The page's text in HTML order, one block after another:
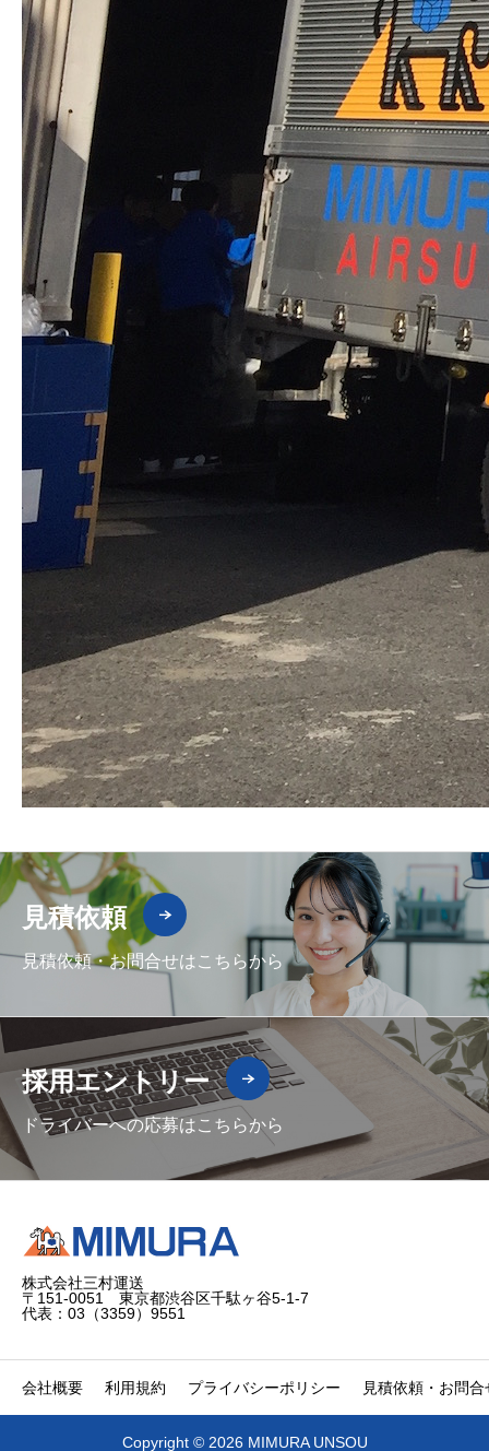
見積依頼
見積依頼・お問合せはこちらから
採用エントリー
ドライバーへの応募はこちらから
株式会社三村運送
〒151-0051 東京都渋谷区千駄ヶ谷5-1-7
代表：03（3359）9551
会社概要 利用規約 プライバシーポリシー 見積依頼・お問合
Copyright © 2026 MIMURA UNSOU